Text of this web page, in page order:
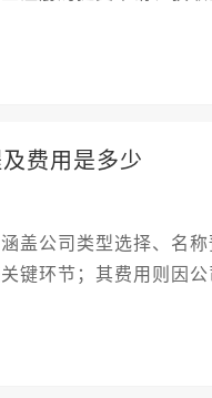
查。
费用是多少
盖公司类型选择、名
键环节；其费用则因